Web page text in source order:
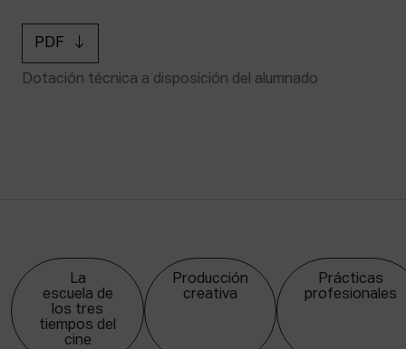
PDF
Dotación técnica a disposición del alumnado
La
escuela de
los tres
tiempos del
cine
Producción
creativa
Prácticas
profesionales